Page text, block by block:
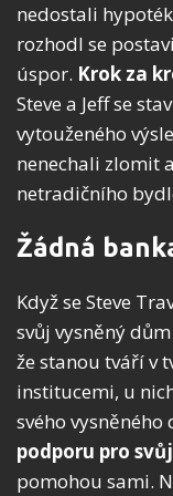
nedostali
rozhodl se
úspor. Krok za
Steve a Jeff se
vytouženého
nenechali zlomit
netradičního
Žádná
Když se Steve
svůj vysněný
že stanou tváří v
institucemi, u
svého vysněného
podporu pro
pomohou sami.